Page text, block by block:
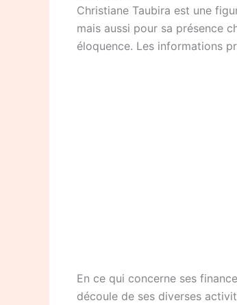
Christiane Taubira est une
mais aussi pour sa présence
éloquence. Les informations
En ce qui concerne ses
découle de ses diverses